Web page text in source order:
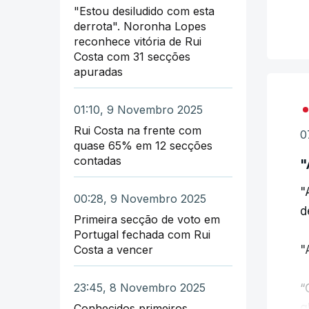
"Estou desiludido com esta
derrota". Noronha Lopes
reconhece vitória de Rui
Costa com 31 secções
apuradas
01:10, 9 Novembro 2025
Rui Costa na frente com
quase 65% em 12 secções
contadas
00:28, 9 Novembro 2025
Primeira secção de voto em
Portugal fechada com Rui
Costa a vencer
23:45, 8 Novembro 2025